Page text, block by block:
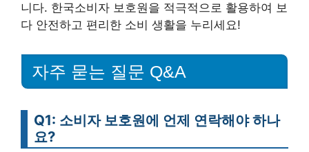
니다. 한국소비자 보호원을 적극적으로 활용하여 보
다 안전하고 편리한 소비 생활을 누리세요!
자주 묻는 질문 Q&A
Q1: 소비자 보호원에 언제 연락해야 하나
요?